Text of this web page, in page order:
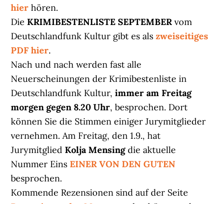
hierhören.
DieKRIMIBESTENLISTE SEPTEMBERvom
Deutschlandfunk Kultur gibt es alszweiseitiges
PDF hier.
Nach und nach werden fast alle
Neuerscheinungen der Krimibestenliste in
Deutschlandfunk Kultur,immer am Freitag
morgen gegen 8.20 Uhr, besprochen. Dort
können Sie die Stimmen einiger Jurymitglieder
vernehmen. Am Freitag, den 1.9., hat
JurymitgliedKolja Mensingdie aktuelle
Nummer Eins EINER VON DEN GUTEN
besprochen.
Kommende Rezensionen sind auf der Seite